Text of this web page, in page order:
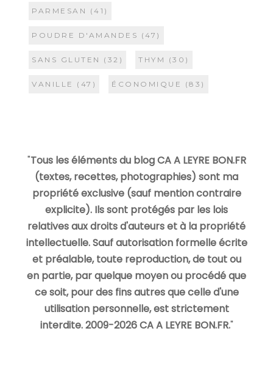
PARMESAN (41)
POUDRE D'AMANDES (47)
SANS GLUTEN (32) THYM (30)
VANILLE (47) ÉCONOMIQUE (83)
"Tous les éléments du blog CA A LEYRE BON.FR
(textes, recettes, photographies) sont ma
propriété exclusive (sauf mention contraire
explicite). Ils sont protégés par les lois
relatives aux droits d'auteurs et à la propriété
intellectuelle. Sauf autorisation formelle écrite
et préalable, toute reproduction, de tout ou
en partie, par quelque moyen ou procédé que
ce soit, pour des fins autres que celle d'une
utilisation personnelle, est strictement
interdite. 2009-2026 CA A LEYRE BON.FR."